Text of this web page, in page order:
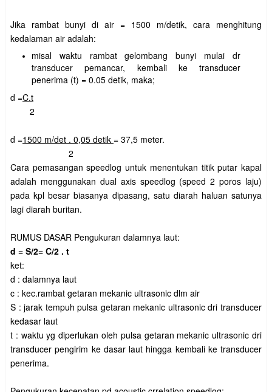
Jika rambat bunyi di air = 1500 m/detik, cara menghitung
kedalaman air adalah:
misal waktu rambat gelombang bunyi mulai dr
transducer pemancar, kembali ke transducer
penerima (t) = 0.05 detik, maka;
d =C.t
2
d =1500 m/det . 0,05 detik = 37,5 meter.
2
Cara pemasangan speedlog untuk menentukan titik putar kapal
adalah menggunakan dual axis speedlog (speed 2 poros laju)
pada kpl besar biasanya dipasang, satu diarah haluan satunya
lagi diarah buritan.
RUMUS DASAR Pengukuran dalamnya laut:
d = S/2= C/2 . t
ket:
d : dalamnya laut
c : kec.rambat getaran mekanic ultrasonic dlm air
S : jarak tempuh pulsa getaran mekanic ultrasonic dri transducer
kedasar laut
t : waktu yg diperlukan oleh pulsa getaran mekanic ultrasonic dri
transducer pengirim ke dasar laut hingga kembali ke transducer
penerima.